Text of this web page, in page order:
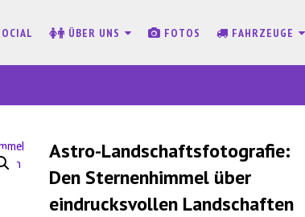
ÜBER UNS FOTOS FAHRZEUGE
Astro-Landschaftsfotografie:
Den Sternenhimmel über
eindrucksvollen Landschaften